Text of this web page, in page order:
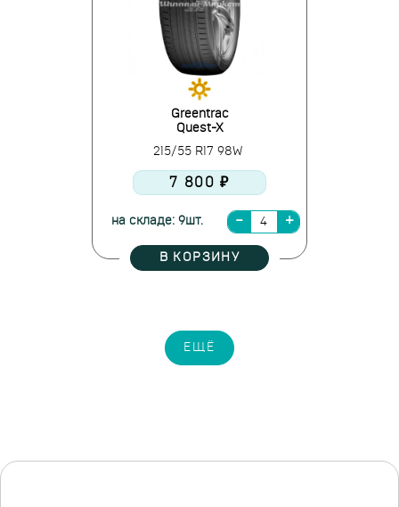
Greentrac
Quest-X
215/55 R17 98W
7 800 ₽
на складе: 9шт.
В КОРЗИНУ
ЕЩЁ